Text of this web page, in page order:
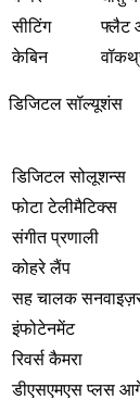
सीटिंग
फ्लैट
केबिन
डिजिटल सॉल्यूशंस
डिजिटल सोलूशन्स
फोटा टेलीमैटिक्स
संगीत प्रणाली
कोहरे लैंप
सह चालक
इंफोटेनमेंट
रिवर्स कैमरा
डीएसएमएस प्लस